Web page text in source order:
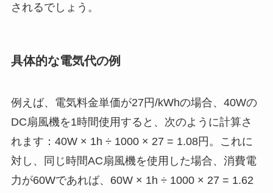
されるでしょう。
具体的な電気代の例
例えば、電気料金単価が27円/kWhの場合、40Wの
DC扇風機を1時間使用すると、次のように計算さ
れます：40W × 1h ÷ 1000 × 27 = 1.08円。これに
対し、同じ時間AC扇風機を使用した場合、消費電
力が60Wであれば、60W × 1h ÷ 1000 × 27 = 1.62